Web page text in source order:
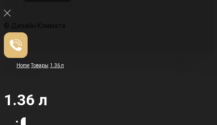
© Дизайн Климата
Home Товары 1.36 л
1.36 л